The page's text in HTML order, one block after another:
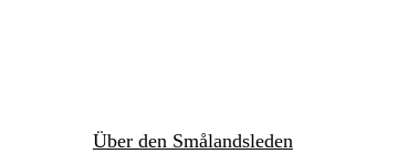
Über den Smålandsleden